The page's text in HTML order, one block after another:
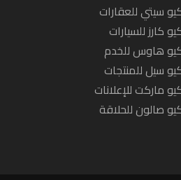
سيتي للعقارات
كارز للسيارات
هاوس للخدم
سيل للمنتجات
ماركت للإعلانات
صالون للحلاقة